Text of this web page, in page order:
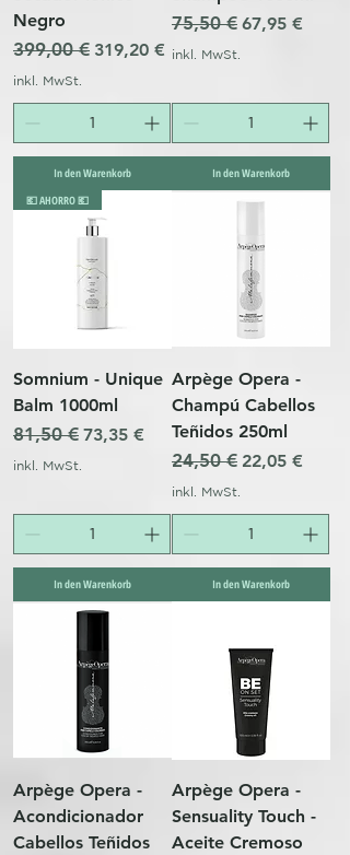
Negro
Standardpreis
399,00 € Sale-Preis
319,20 €
inkl. MwSt.
In den Warenkorb
Standardpreis
75,50 € Sale-Preis
67,95 €
inkl. MwSt.
In den Warenkorb
💶 AHORRO 💶
Somnium - Unique
Balm 1000ml
Standardpreis
81,50 € Sale-Preis
73,35 €
inkl. MwSt.
In den Warenkorb
Arpège Opera -
Champú Cabellos
Teñidos 250ml
Standardpreis
24,50 € Sale-Preis
22,05 €
inkl. MwSt.
In den Warenkorb
Arpège Opera -
Acondicionador
Cabellos Teñidos
Arpège Opera -
Sensuality Touch -
Aceite Cremoso